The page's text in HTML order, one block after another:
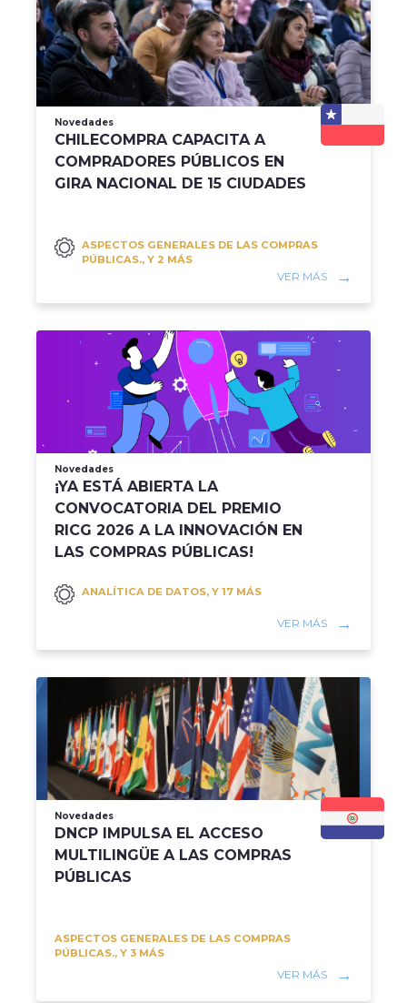
Novedades
CHILECOMPRA CAPACITA A
COMPRADORES PÚBLICOS EN
GIRA NACIONAL DE 15 CIUDADES
ASPECTOS GENERALES DE LAS COMPRAS
PÚBLICAS., Y 2 MÁS
VER MÁS
Novedades
¡YA ESTÁ ABIERTA LA
CONVOCATORIA DEL PREMIO
RICG 2026 A LA INNOVACIÓN EN
LAS COMPRAS PÚBLICAS!
ANALÍTICA DE DATOS, Y 17 MÁS
VER MÁS
Novedades
DNCP IMPULSA EL ACCESO
MULTILINGÜE A LAS COMPRAS
PÚBLICAS
ASPECTOS GENERALES DE LAS COMPRAS
PÚBLICAS., Y 3 MÁS
VER MÁS